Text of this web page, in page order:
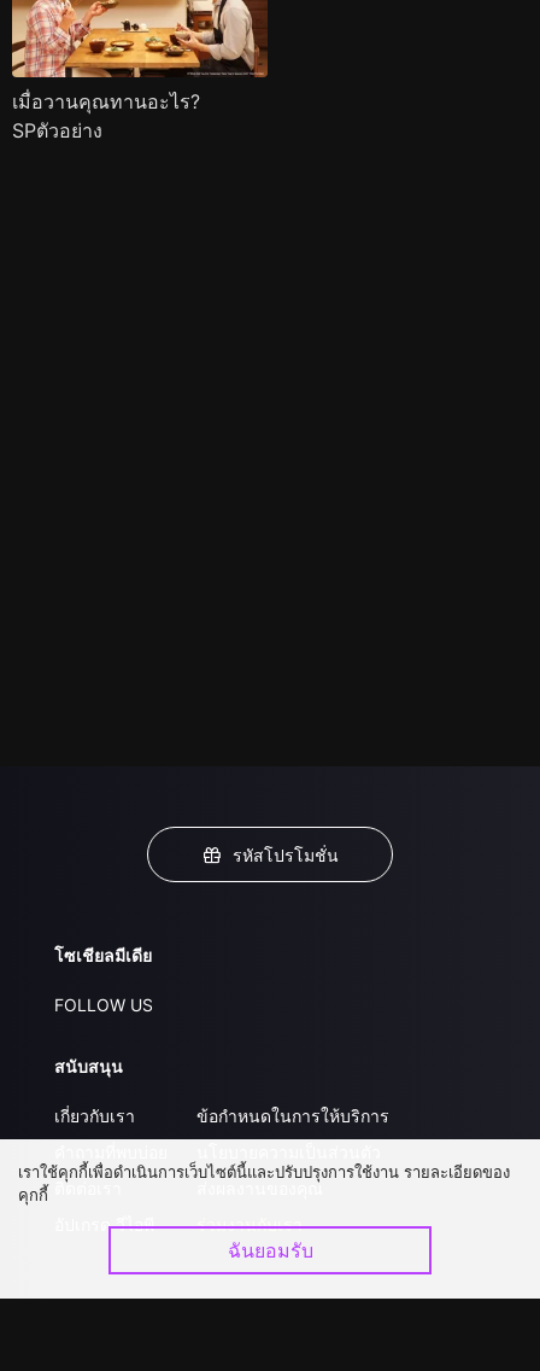
เมื่อวานคุณทานอะไร?
SPตัวอย่าง
รหัสโปรโมชั่น
โซเชียลมีเดีย
FOLLOW US
สนับสนุน
เกี่ยวกับเรา
ติดต่อเรา
อัปเกรด วีไอพี
ข้อกำหนดในการให้บริการ
ส่งผลงานของคุณ
ร่วมงานกับเรา
เราใช้คุกกี้เพื่อดำเนินการเว็บไซต์นี้และปรับปรุงการใช้งาน รายละเอียดของ
คุกกี้
ฉันยอมรับ